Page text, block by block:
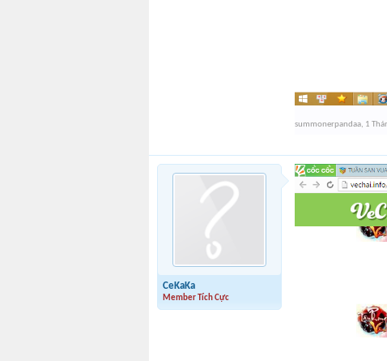
summonerpandaa, 1
CeKaKa
Member Tích Cực